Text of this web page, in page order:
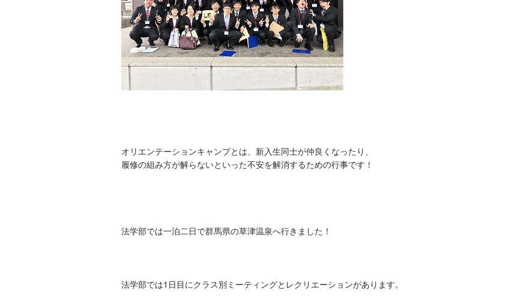
オリエンテーションキャンプとは、新入生同士が仲良くなったり、
履修の組み方が解らないといった不安を解消するための行事です！
法学部では一泊二日で群馬県の草津温泉へ行きました！
法学部では1日目にクラス別ミーティングとレクリエーションがあります。